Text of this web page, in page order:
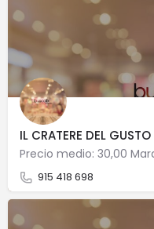
IL CRATERE DEL GUSTO
915 418 698